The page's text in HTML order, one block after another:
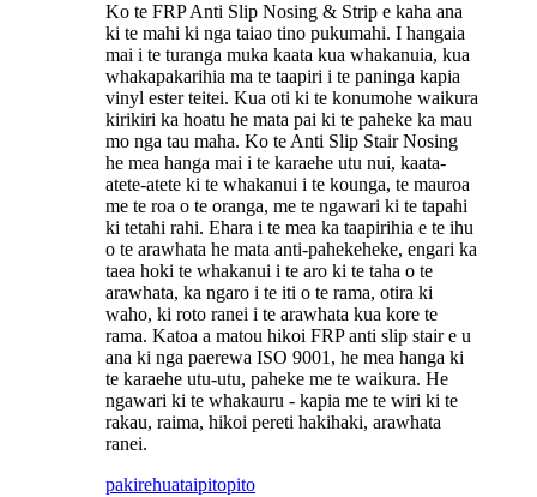
Ko te FRP Anti Slip Nosing & Strip e kaha ana
ki te mahi ki nga taiao tino pukumahi. I hangaia
mai i te turanga muka kaata kua whakanuia, kua
whakapakarihia ma te taapiri i te paninga kapia
vinyl ester teitei. Kua oti ki te konumohe waikura
kirikiri ka hoatu he mata pai ki te paheke ka mau
mo nga tau maha. Ko te Anti Slip Stair Nosing
he mea hanga mai i te karaehe utu nui, kaata-
atete-atete ki te whakanui i te kounga, te mauroa
me te roa o te oranga, me te ngawari ki te tapahi
ki tetahi rahi. Ehara i te mea ka taapirihia e te ihu
o te arawhata he mata anti-pahekeheke, engari ka
taea hoki te whakanui i te aro ki te taha o te
arawhata, ka ngaro i te iti o te rama, otira ki
waho, ki roto ranei i te arawhata kua kore te
rama. Katoa a matou hikoi FRP anti slip stair e u
ana ki nga paerewa ISO 9001, he mea hanga ki
te karaehe utu-utu, paheke me te waikura. He
ngawari ki te whakauru - kapia me te wiri ki te
rakau, raima, hikoi pereti hakihaki, arawhata
ranei.
pakirehuataipitopito